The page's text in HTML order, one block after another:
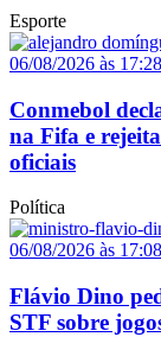
Esporte
06/08/2026 às 17:28
Conmebol
na Fifa e
oficiais
Política
06/08/2026 às 17:08
Flávio Dino
STF sobre